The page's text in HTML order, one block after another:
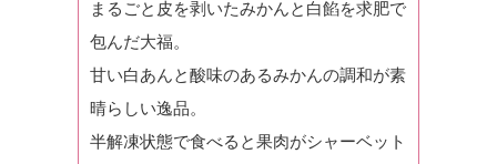
まるごと皮を剥いたみかんと白餡を求肥で
包んだ大福。
甘い白あんと酸味のあるみかんの調和が素
晴らしい逸品。
半解凍状態で食べると果肉がシャーベット